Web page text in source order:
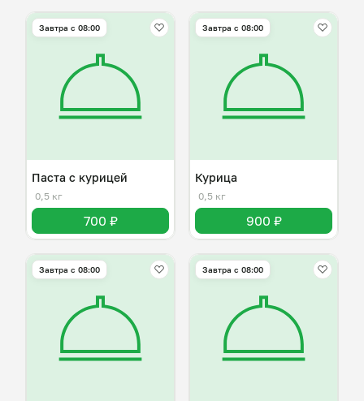
Завтра c 08:00
Паста с курицей
0,5 кг
700 ₽
Завтра c 08:00
Курица
0,5 кг
900 ₽
Завтра c 08:00 Завтра c 08:00